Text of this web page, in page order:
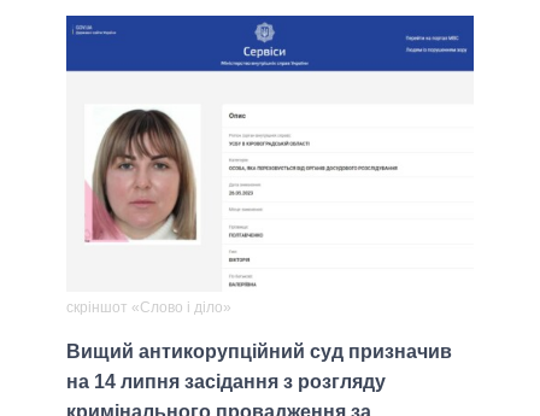
скріншот «Слово і діло»
Вищий антикорупційний суд призначив
на 14 липня засідання з розгляду
кримінального провадження за